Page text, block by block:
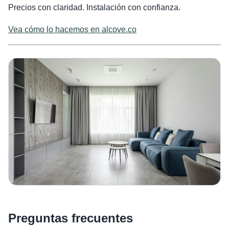
Precios con claridad. Instalación con confianza.
Vea cómo lo hacemos en alcove.co
Preguntas frecuentes